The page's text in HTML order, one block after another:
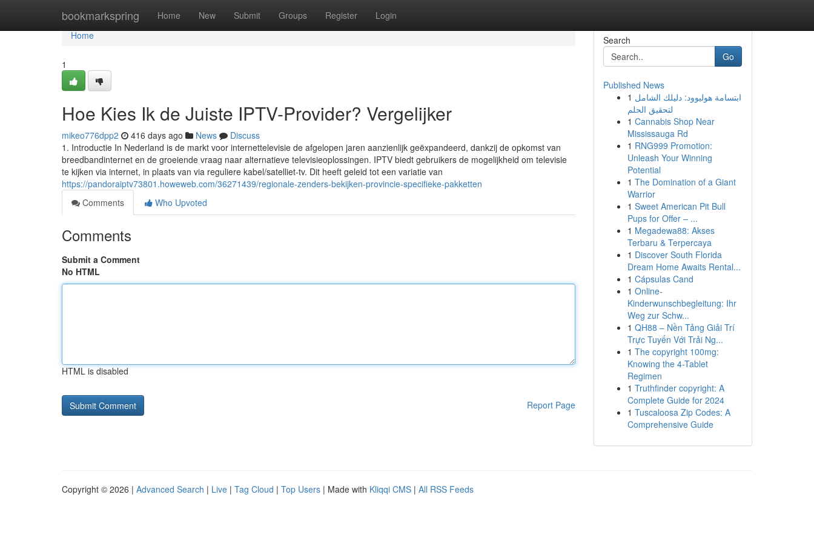
bookmarkspring Home New Submit Groups Register Login
Home
Home
1
Hoe Kies Ik de Juiste IPTV-Provider? Vergelijker
mikeo776dpp2 416 days ago News
Discuss
1. Introductie In Nederland is de markt voor internettelevisie de afgelopen jaren aanzienlijk geëxpandeerd, dankzij de opkomst van
breedbandinternet en de groeiende vraag naar alternatieve televisieoplossingen. IPTV biedt gebruikers de mogelijkheid om televisie
te kijken via internet, in plaats van via reguliere kabel/satelliet-tv. Dit heeft geleid tot een variatie van
https://pandoraiptv73801.howeweb.com/36271439/regionale-zenders-bekijken-provincie-specifieke-pakketten
Comments
Who Upvoted
Comments
Submit a Comment
No HTML
HTML is disabled
Report Page
Search
Go
Published News
1 ابتسامة هوليوود: دليلك الشامل
لتحقيق الحلم
1 Cannabis Shop Near
Mississauga Rd
1 RNG999 Promotion:
Unleash Your Winning
Potential
1 The Domination of a Giant
Warrior
1 Sweet American Pit Bull
Pups for Offer – ...
1 Megadewa88: Akses
Terbaru & Terpercaya
1 Discover South Florida
Dream Home Awaits Rental...
1 Cápsulas Cand
1 Online-
Kinderwunschbegleitung: Ihr
Weg zur Schw...
1 QH88 – Nền Tảng Giải Trí
Trực Tuyến Với Trải Ng...
1 The copyright 100mg:
Knowing the 4-Tablet
Regimen
1 Truthfinder copyright: A
Complete Guide for 2024
1 Tuscaloosa Zip Codes: A
Comprehensive Guide
Copyright © 2026 | Advanced Search | Live | Tag Cloud | Top Users | Made with Kliqqi CMS | All RSS Feeds